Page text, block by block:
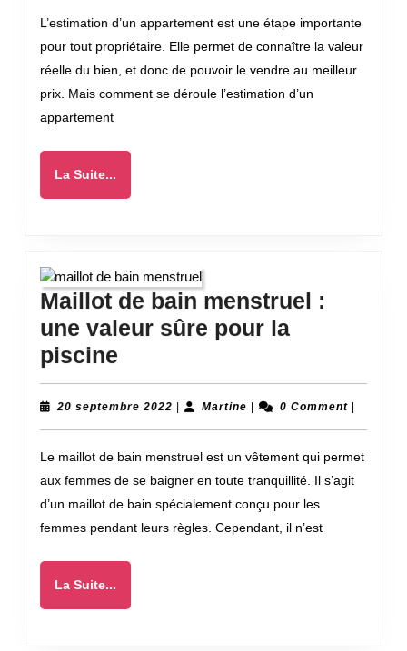
d’un
L’estimation d’un appartement est une étape importante
pour tout propriétaire. Elle permet de connaître la valeur
réelle du bien, et donc de pouvoir le vendre au meilleur
prix. Mais comment se déroule l’estimation d’un
appartement
La Suite...
Suite...
Maillot de bain menstruel :
une valeur sûre pour la
piscine
de
bain
menstruel
:
une
valeur
pour
la
20 septembre 2022 20
Martine Martine0 Comment
Le maillot de bain menstruel est un vêtement qui permet
aux femmes de se baigner en toute tranquillité. Il s’agit
d’un maillot de bain spécialement conçu pour les
femmes pendant leurs règles. Cependant, il n’est
La Suite...
Suite...